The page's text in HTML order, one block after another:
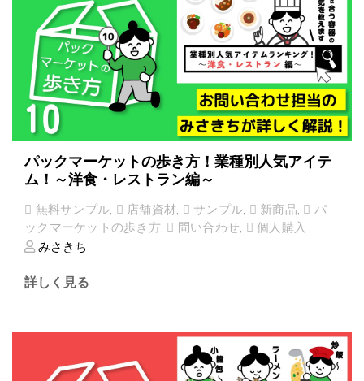
パックマーケットの歩き方！業種別人気アイテ
ム！～洋食・レストラン編～
無料サンプル, 店舗資材, サンプル, 新商品,
パ
ックマーケットの歩き方, 問い合わせ,
個人購入
みさきち
詳しく見る